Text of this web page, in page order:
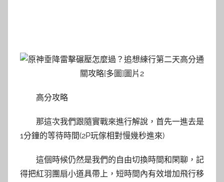
高分攻略
那這次我們跟隨實戰來進行解說，首先一進去是
1分鐘的等待時間(2P玩傢相對慢幾秒進來)
這個時候仍然是我們的自由切換時間和閑聊，記
得把紅羽團扇小道具帶上，短時間內有效增加飛行移